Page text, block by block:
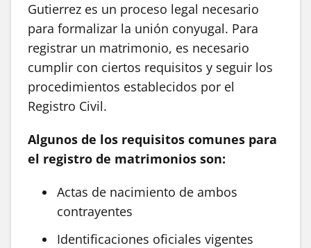
Gutierrez es un proceso legal necesario
para formalizar la unión conyugal. Para
registrar un matrimonio, es necesario
cumplir con ciertos requisitos y seguir los
procedimientos establecidos por el
Registro Civil.
Algunos de los requisitos comunes para
el registro de matrimonios son:
Actas de nacimiento de ambos
contrayentes
Identificaciones oficiales vigentes